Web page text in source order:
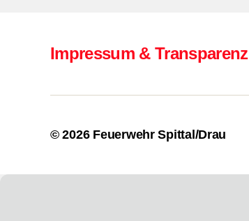
Impressum & Transparenz
© 2026 Feuerwehr Spittal/Drau